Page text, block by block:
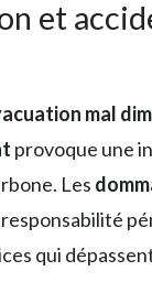
et
mal
provoque une
Les
qui